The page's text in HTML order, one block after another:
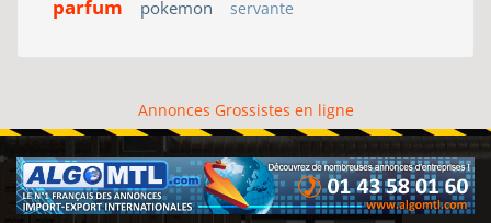
parfum pokemon servante
Annonces Grossistes en ligne